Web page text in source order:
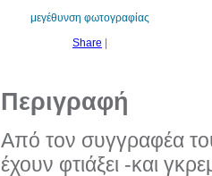
μεγέθυνση φωτογραφίας
Share
Περιγραφή
Από τον συγγραφέα
έχουν φτιάξει -και